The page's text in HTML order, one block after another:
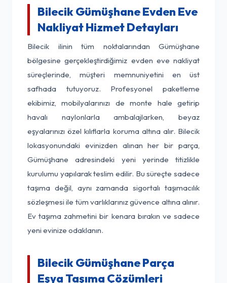
Bilecik Gümüşhane Evden Eve
Nakliyat Hizmet Detayları
Bilecik ilinin tüm noktalarından Gümüşhane
bölgesine gerçekleştirdiğimiz evden eve nakliyat
süreçlerinde, müşteri memnuniyetini en üst
safhada tutuyoruz. Profesyonel paketleme
ekibimiz, mobilyalarınızı de monte hale getirip
havalı naylonlarla ambalajlarken, beyaz
eşyalarınızı özel kılıflarla koruma altına alır. Bilecik
lokasyonundaki evinizden alınan her bir parça,
Gümüşhane adresindeki yeni yerinde titizlikle
kurulumu yapılarak teslim edilir. Bu süreçte sadece
taşıma değil, aynı zamanda sigortalı taşımacılık
sözleşmesi ile tüm varlıklarınız güvence altına alınır.
Ev taşıma zahmetini bir kenara bırakın ve sadece
yeni evinize odaklanın.
Bilecik Gümüşhane Parça
Eşya Taşıma Çözümleri